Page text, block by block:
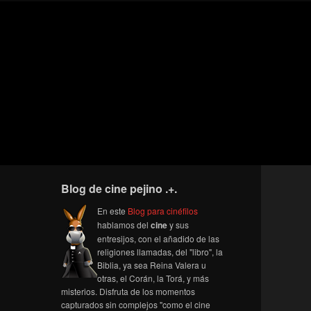
Blog de cine pejino .+.
En este Blog para cinéfilos
hablamos del ciney sus
entresijos, con el añadido de las
religiones llamadas, del "libro", la
Biblia, ya sea Reina Valera u
otras, el Corán, la Torá, y más
misterios. Disfruta de los momentos
capturados sin complejos "como el cine